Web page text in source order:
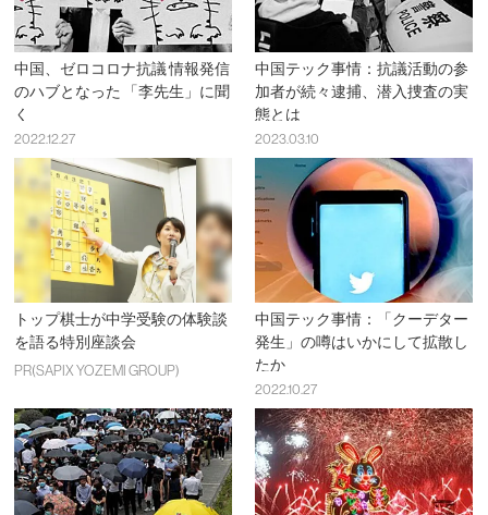
中国、ゼロコロナ抗議 情報発信
のハブとなった 「李先生」に聞
く
2022.12.27
中国テック事情：抗議活動の参
加者が続々逮捕、潜入捜査の実
態とは
2023.03.10
トップ棋士が中学受験の体験談
を語る特別座談会
PR(SAPIX YOZEMI GROUP)
中国テック事情：「クーデター
発生」の噂はいかにして拡散し
たか
2022.10.27